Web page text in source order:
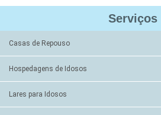
Serviços
Casas de Repouso
Hospedagens de Idosos
Lares para Idosos